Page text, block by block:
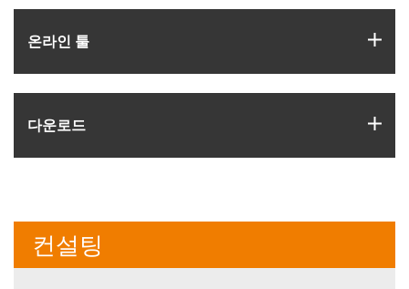
온라인 툴
다운로드
컨설팅